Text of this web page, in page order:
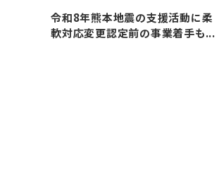
令和8年熊本地震の支援活動に柔
軟対応変更認定前の事業着手も...